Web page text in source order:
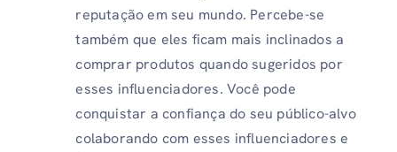
reputação em seu mundo. Percebe-se
também que eles ficam mais inclinados a
comprar produtos quando sugeridos por
esses influenciadores. Você pode
conquistar a confiança do seu público-alvo
colaborando com esses influenciadores e